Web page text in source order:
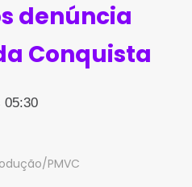
denúncia
Conquista
05:30
PMVC